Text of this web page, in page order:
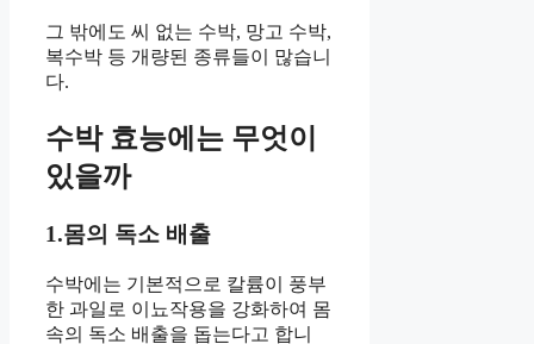
그 밖에도 씨 없는 수박, 망고 수박,
복수박 등 개량된 종류들이 많습니
다.
수박 효능에는 무엇이
있을까
1.몸의 독소 배출
수박에는 기본적으로 칼륨이 풍부
한 과일로 이뇨작용을 강화하여 몸
속의 독소 배출을 돕는다고 합니